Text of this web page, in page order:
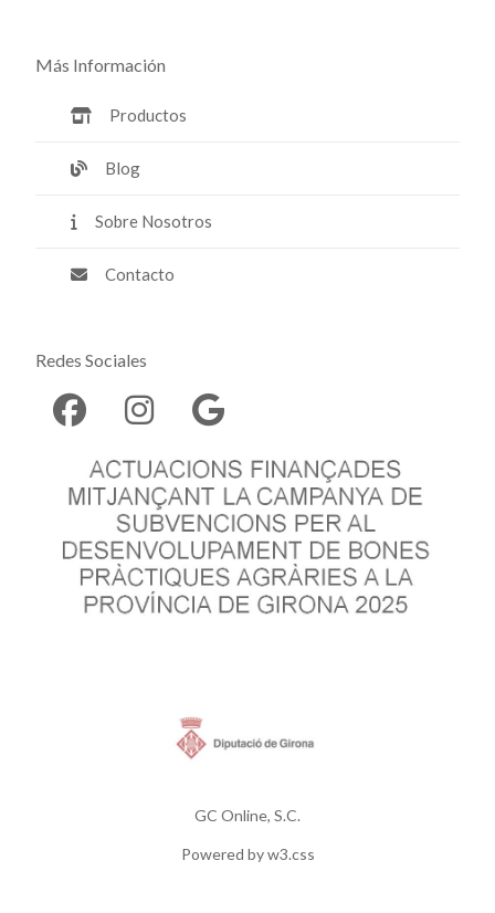
Más Información
Productos
Blog
Sobre Nosotros
Contacto
Redes Sociales
GC Online, S.C.
Powered byw3.css